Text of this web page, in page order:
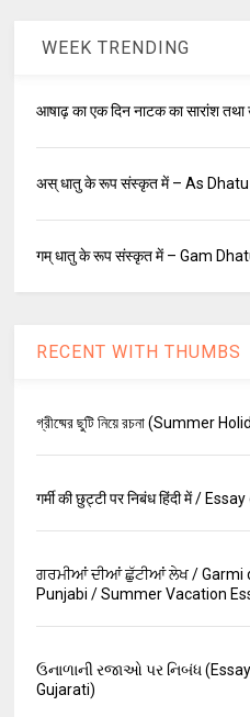
WEEK TRENDING
आषाढ़ का एक दिन नाटक का सारांश तथा
अस् धातु के रूप संस्कृत में – As
गम् धातु के रूप संस्कृत में – Gam
RECENT WITH THUMBS
গ্রীষ্মের ছুটি নিয়ে রচনা (Summer
गर्मी की छुट्टी पर निबंध हिंदी में /
ਗਰਮੀਆਂ ਦੀਆਂ ਛੁੱਟੀਆਂ ਲੇਖ / Garmi
Punjabi / Summer Vacation
ઉનાળાની રજાઓ પર નિબંધ
Gujarati)